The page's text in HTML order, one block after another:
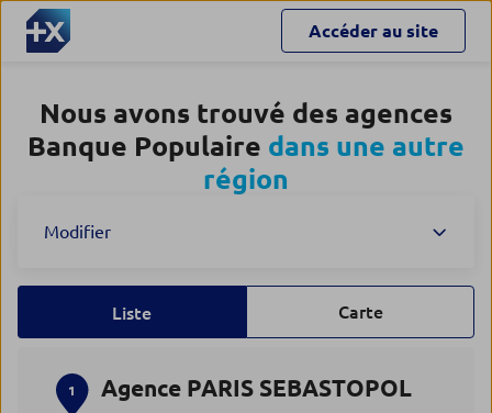
Accéder au site
Nous avons trouvé des agences
Banque Populaire dans une autre
région
Modifier
Liste Carte
1 Agence PARIS SEBASTOPOL